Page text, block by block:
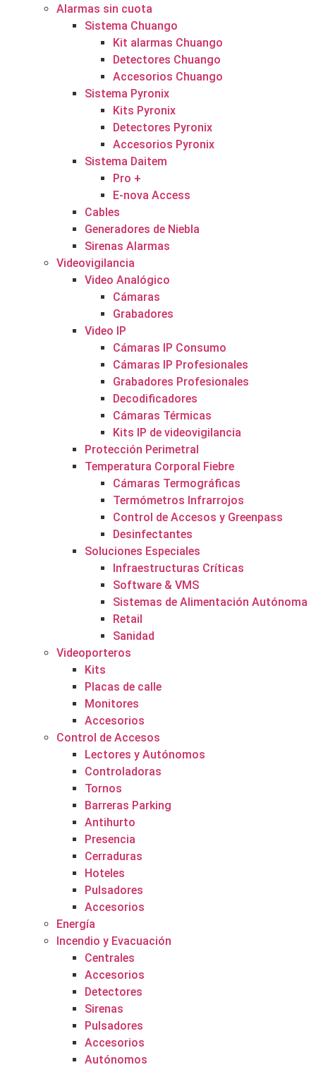
Alarmas sin cuota
Sistema Chuango
Kit alarmas Chuango
Detectores Chuango
Accesorios Chuango
Sistema Pyronix
Kits Pyronix
Detectores Pyronix
Accesorios Pyronix
Sistema Daitem
Pro +
E-nova Access
Cables
Generadores de Niebla
Sirenas Alarmas
Videovigilancia
Video Analógico
Cámaras
Grabadores
Video IP
Cámaras IP Consumo
Cámaras IP Profesionales
Grabadores Profesionales
Decodificadores
Cámaras Térmicas
Kits IP de videovigilancia
Protección Perimetral
Temperatura Corporal Fiebre
Cámaras Termográficas
Termómetros Infrarrojos
Control de Accesos y Greenpass
Desinfectantes
Soluciones Especiales
Infraestructuras Críticas
Software & VMS
Sistemas de Alimentación Autónoma
Retail
Sanidad
Videoporteros
Kits
Placas de calle
Monitores
Accesorios
Control de Accesos
Lectores y Autónomos
Controladoras
Tornos
Barreras Parking
Antihurto
Presencia
Cerraduras
Hoteles
Pulsadores
Accesorios
Energía
Incendio y Evacuación
Centrales
Accesorios
Detectores
Sirenas
Pulsadores
Accesorios
Autónomos